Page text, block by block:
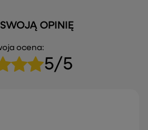
OPINIĘ
ocena:
5/5